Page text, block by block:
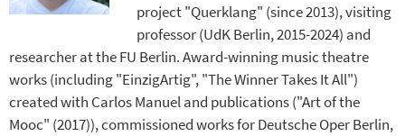
project "Querklang" (since 2013), visiting
professor (UdK Berlin, 2015-2024) and
researcher at the FU Berlin. Award-winning music theatre
works (including "EinzigArtig", "The Winner Takes It All")
created with Carlos Manuel and publications ("Art of the
Mooc" (2017)), commissioned works for Deutsche Oper Berlin,